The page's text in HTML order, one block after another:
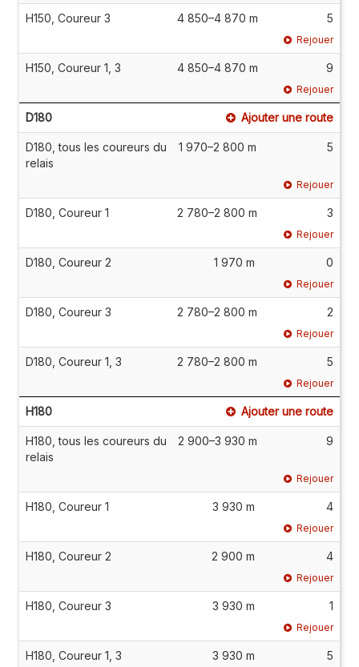
H150, Coureur 3 4 850–4 870 m 5
Rejouer
H150, Coureur 1, 3 4 850–4 870 m 9
Rejouer
D180 Ajouter une route
D180, tous les coureurs du
relais
1 970–2 800 m 5
Rejouer
D180, Coureur 1 2 780–2 800 m 3
Rejouer
D180, Coureur 2 1 970 m 0
Rejouer
D180, Coureur 3 2 780–2 800 m 2
Rejouer
D180, Coureur 1, 3 2 780–2 800 m 5
Rejouer
H180 Ajouter une route
H180, tous les coureurs du
relais
2 900–3 930 m 9
Rejouer
H180, Coureur 1 3 930 m 4
Rejouer
H180, Coureur 2 2 900 m 4
Rejouer
H180, Coureur 3 3 930 m 1
Rejouer
H180, Coureur 1, 3 3 930 m 5